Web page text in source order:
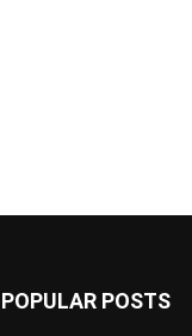
POPULAR POSTS